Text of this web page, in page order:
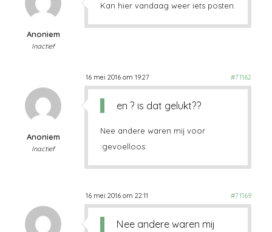
Anoniem
Inactief
Kan hier vandaag weer iets posten.
16 mei 2016 om 19:27 #71162
Anoniem
Inactief
en ? is dat gelukt??
Nee andere waren mij voor
:gevoelloos:
16 mei 2016 om 22:11 #71169
Nee andere waren mij